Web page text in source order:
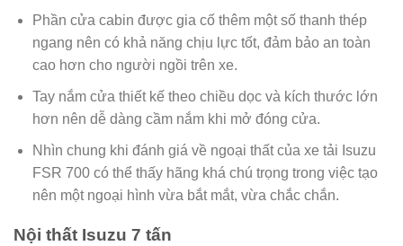
Phần cửa cabin được gia cố thêm một số thanh thép
ngang nên có khả năng chịu lực tốt, đảm bảo an toàn
cao hơn cho người ngồi trên xe.
Tay nắm cửa thiết kế theo chiều dọc và kích thước lớn
hơn nên dễ dàng cầm nắm khi mở đóng cửa.
Nhìn chung khi đánh giá về ngoại thất của xe tải Isuzu
FSR 700 có thể thấy hãng khá chú trọng trong việc tạo
nên một ngoại hình vừa bắt mắt, vừa chắc chắn.
Nội thất Isuzu 7 tấn